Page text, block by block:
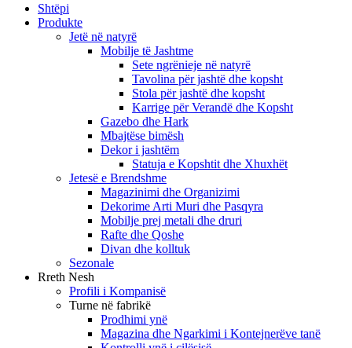
Shtëpi
Produkte
Jetë në natyrë
Mobilje të Jashtme
Sete ngrënieje në natyrë
Tavolina për jashtë dhe kopsht
Stola për jashtë dhe kopsht
Karrige për Verandë dhe Kopsht
Gazebo dhe Hark
Mbajtëse bimësh
Dekor i jashtëm
Statuja e Kopshtit dhe Xhuxhët
Jetesë e Brendshme
Magazinimi dhe Organizimi
Dekorime Arti Muri dhe Pasqyra
Mobilje prej metali dhe druri
Rafte dhe Qoshe
Divan dhe kolltuk
Sezonale
Rreth Nesh
Profili i Kompanisë
Turne në fabrikë
Prodhimi ynë
Magazina dhe Ngarkimi i Kontejnerëve tanë